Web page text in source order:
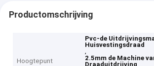
Productomschrijving
Hoogtepunt
Pvc-de
Huisvestingsdraad
,
2.5mm de Machine
Draaduitdrijving